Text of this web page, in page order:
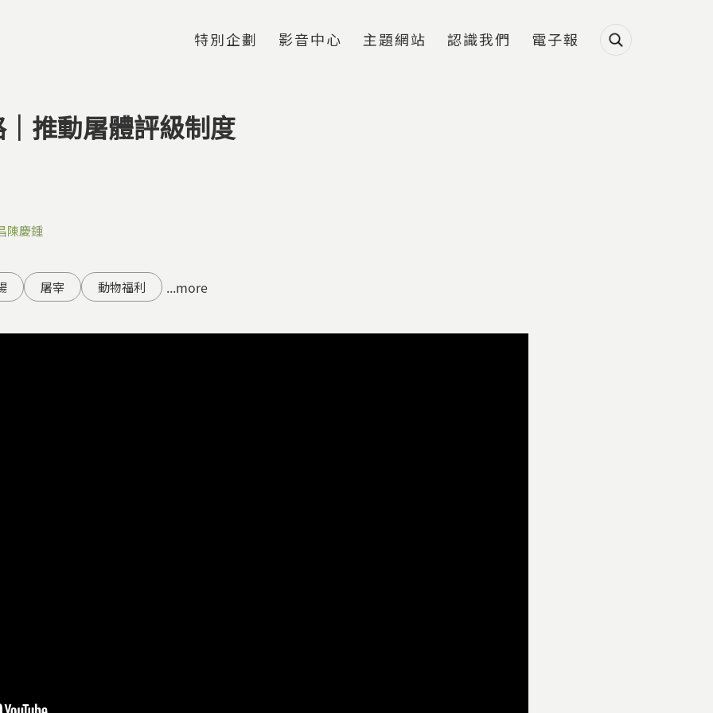
特別企劃 影音中心 主題網站 認識我們 電子報
推動屠體評級制度
陳慶鍾
屠宰 動物福利 ...more